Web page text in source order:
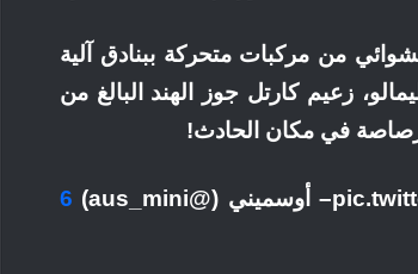
من مركبات متحركة ببنادق آلية
زعيم كارتل جوز الهند البالغ من
6